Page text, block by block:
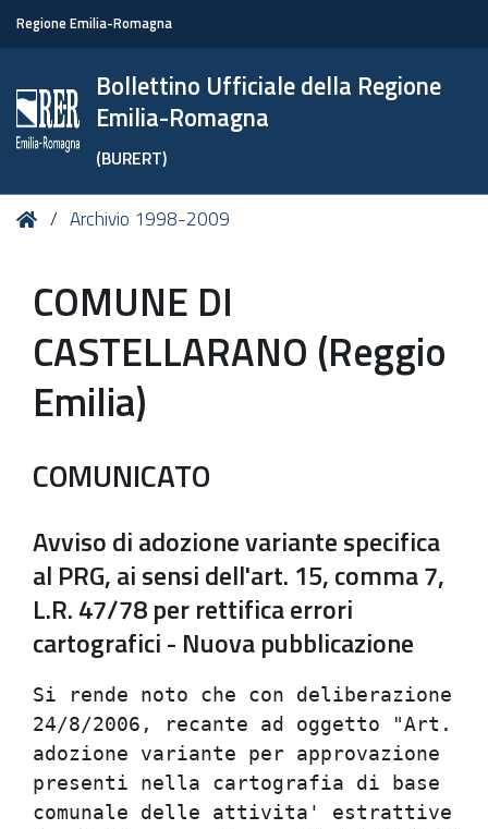
Regione Emilia-Romagna
Bollettino Ufficiale della Regione
Emilia-Romagna
(BURERT)
Tu HomeArchivio 1998-2009
COMUNE DI
CASTELLARANO (Reggio
Emilia)
COMUNICATO
Avviso di adozione variante specifica
al PRG, ai sensi dell'art. 15, comma 7,
L.R. 47/78 per rettifica errori
cartografici - Nuova pubblicazione
Si rende noto che con deliberazione
24/8/2006, recante ad oggetto "Art.
adozione variante per
presenti nella cartografia di base
comunale delle attivita' estrattive,